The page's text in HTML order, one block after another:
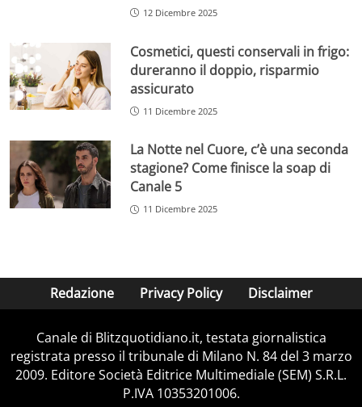
12 Dicembre 2025
Cosmetici, questi conservali in frigo:
dureranno il doppio, risparmio
assicurato
11 Dicembre 2025
La Notte nel Cuore, c’è una seconda
stagione? Come finisce la soap di
Canale 5
11 Dicembre 2025
Redazione Privacy Policy Disclaimer
Canale di Blitzquotidiano.it, testata giornalistica
registrata presso il tribunale di Milano N. 84 del 3 marzo
2009. Editore Società Editrice Multimediale (SEM) S.R.L.
P.IVA 10353201006.